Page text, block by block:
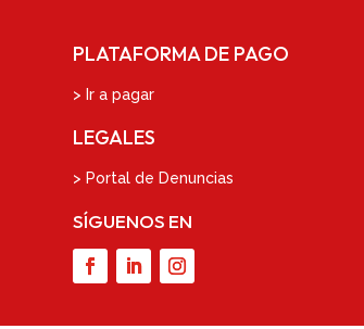
PLATAFORMA DE PAGO
> Ir a pagar
LEGALES
> Portal de Denuncias
SÍGUENOS EN